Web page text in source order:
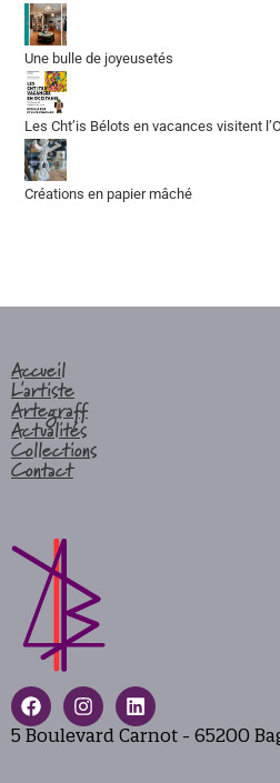
Une bulle de joyeusetés
Les Cht’is Bélots en vacances visitent
Créations en papier mâché
Accueil
L'artiste
Artegraff
Actualités
Collections
Contact
5 Boulevard Carnot - 65200